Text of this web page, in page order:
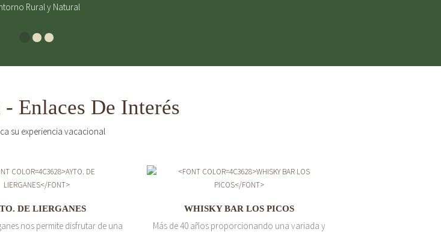
Rural y Natural
Enlaces De Interés
su experiencia vacacional
DE LIERGANES
nos permite disfrutar de una
WHISKY BAR LOS PICOS
Más de 40 años proporcionando una variada y